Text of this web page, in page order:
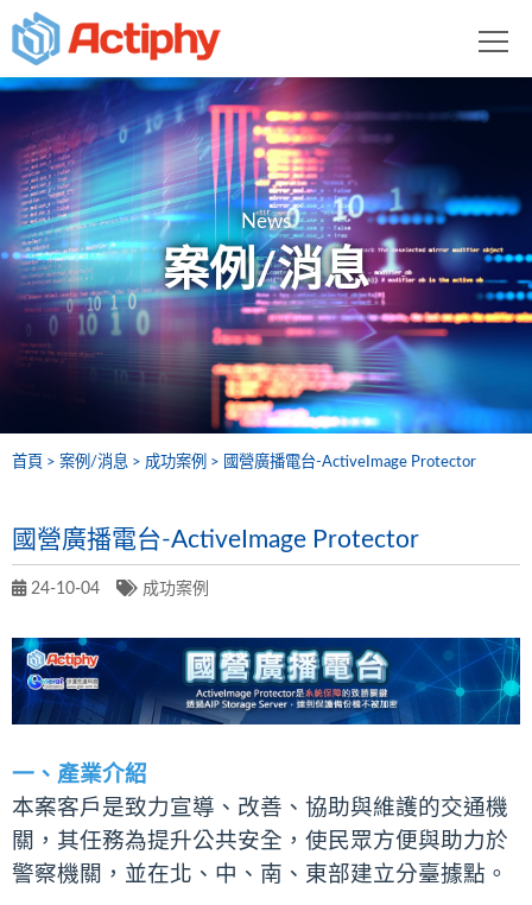
News
案例/消息
首頁 案例/消息 成功案例 國營廣播電台-ActiveImage Protector
國營廣播電台-ActiveImage Protector
24-10-04 成功案例
一、產業介紹
本案客戶是致力宣導、改善、協助與維護的交通機
關，其任務為提升公共安全，使民眾方便與助力於
警察機關，並在北、中、南、東部建立分臺據點。